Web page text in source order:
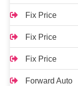
Fix Price
Fix Price
Fix Price
Forward Auto